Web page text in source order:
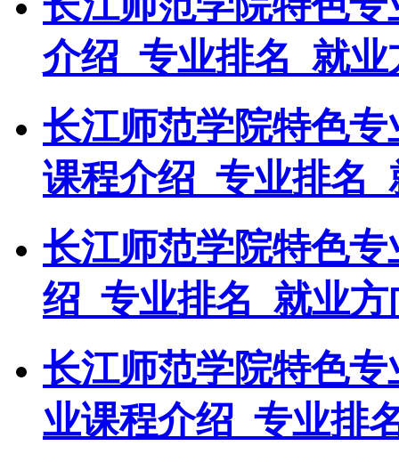
介绍_专业排名_就业
长江师范学院特色
课程介绍_专业排名
长江师范学院特色
绍_专业排名_就业方
长江师范学院特色
业课程介绍_专业排